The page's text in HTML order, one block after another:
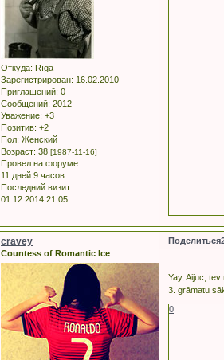
Откуда: Rīga
Зарегистрирован: 16.02.2010
Приглашений: 0
Сообщений: 2012
Уважение: +3
Позитив: +2
Пол: Женский
Возраст: 38 [1987-11-16]
Провел на форуме:
11 дней 9 часов
Последний визит:
01.12.2014 21:05
Поделиться
cravey
Countess of Romantic Ice
Yay, Aijuc,
3. grāmatu
0